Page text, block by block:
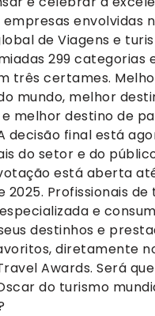
envolvidas
de Viagens e
299 categorias
três certames.
mundo, melhor
melhor destino de
decisão final está
do setor e do
está aberta
2025. Profissionais de
e
destinhos e
diretamente
Awards. Será
do turismo